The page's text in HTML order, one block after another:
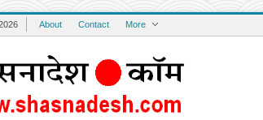
About Contact More